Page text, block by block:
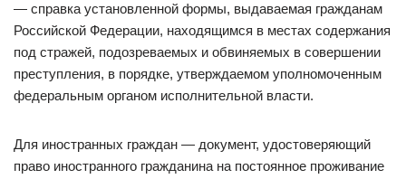
— справка установленной формы, выдаваемая гражданам
Российской Федерации, находящимся в местах содержания
под стражей, подозреваемых и обвиняемых в совершении
преступления, в порядке, утверждаемом уполномоченным
федеральным органом исполнительной власти.
Для иностранных граждан — документ, удостоверяющий
право иностранного гражданина на постоянное проживание